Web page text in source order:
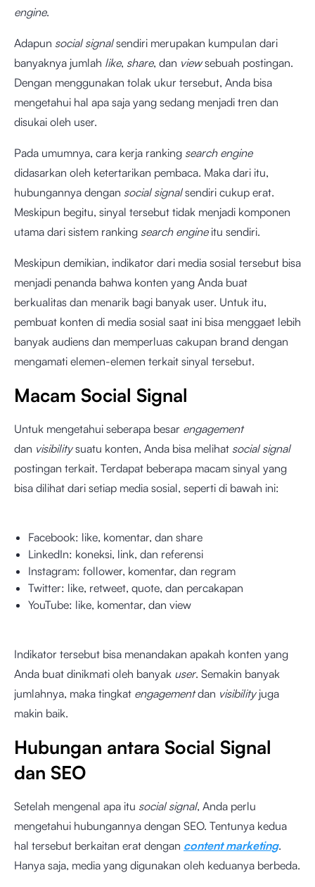
engine.
Adapun social signalsendiri merupakan kumpulan dari
banyaknya jumlah like, share, dan viewsebuah postingan.
Dengan menggunakan tolak ukur tersebut, Anda bisa
mengetahui hal apa saja yang sedang menjadi tren dan
disukai oleh user.
Pada umumnya, cara kerja ranking search engine
didasarkan oleh ketertarikan pembaca. Maka dari itu,
hubungannya dengan social signalsendiri cukup erat.
Meskipun begitu, sinyal tersebut tidak menjadi komponen
utama dari sistem ranking search engineitu sendiri.
Meskipun demikian, indikator dari media sosial tersebut bisa
menjadi penanda bahwa konten yang Anda buat
berkualitas dan menarik bagi banyak user. Untuk itu,
pembuat konten di media sosial saat ini bisa menggaet lebih
banyak audiens dan memperluas cakupan brand dengan
mengamati elemen-elemen terkait sinyal tersebut.
Macam Social Signal
Untuk mengetahui seberapa besar engagement
dan visibilitysuatu konten, Anda bisa melihat social signal
postingan terkait. Terdapat beberapa macam sinyal yang
bisa dilihat dari setiap media sosial, seperti di bawah ini:
Facebook: like, komentar, dan share
LinkedIn: koneksi, link, dan referensi
Instagram: follower, komentar, dan regram
Twitter: like, retweet, quote, dan percakapan
YouTube: like, komentar, dan view
Indikator tersebut bisa menandakan apakah konten yang
Anda buat dinikmati oleh banyak user. Semakin banyak
jumlahnya, maka tingkat engagementdan visibilityjuga
makin baik.
Hubungan antara Social Signal
dan SEO
Setelah mengenal apa itu social signal, Anda perlu
mengetahui hubungannya dengan SEO. Tentunya kedua
hal tersebut berkaitan erat dengan content marketing.
Hanya saja, media yang digunakan oleh keduanya berbeda.